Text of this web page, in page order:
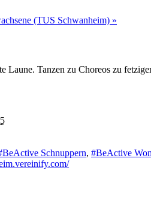
(TUS Schwanheim) »
Laune. Tanzen zu Choreos zu
Schnuppern, #BeActive